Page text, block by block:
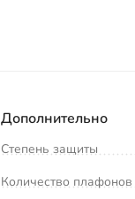
Дополнительно
Степень защиты
Количество плафонов